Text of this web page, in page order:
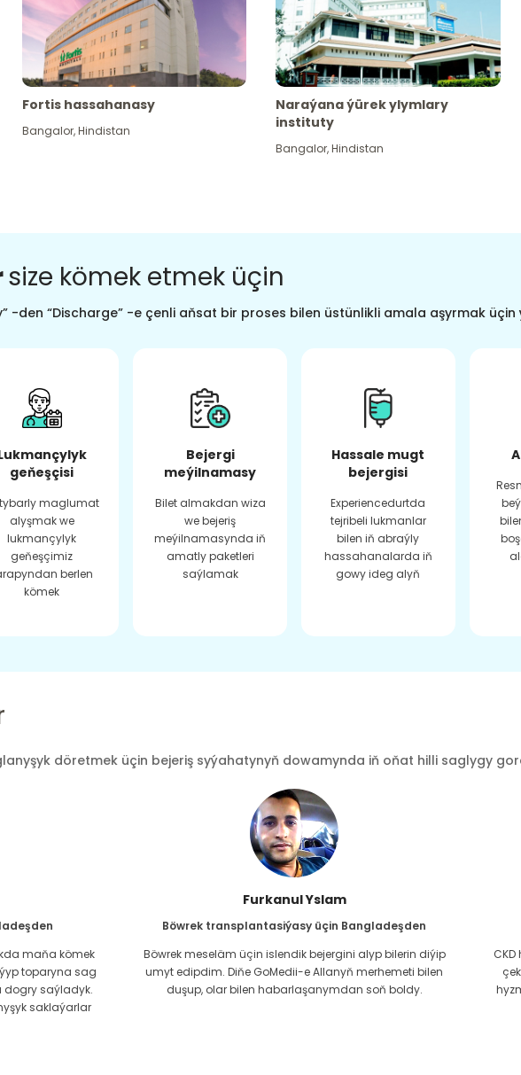
Fortis hassahanasy
Bangalor,Hindistan
Naraýana ýürek ylymlary
instituty
Bangalor,Hindistan
size kömek etmek üçin
-den “Discharge” -e çenli aňsat bir proses bilen üstünlikli amala aşyrmak
geňeşçisi
maglumat
alyşmak we
lukmançylyk
geňeşçimiz
berlen
kömek
Bejergi
meýilnamasy
Bilet almakdan wiza
we bejeriş
meýilnamasynda iň
amatly paketleri
saýlamak
Hassale mugt
bejergisi
Experiencedurtda
tejribeli lukmanlar
bilen iň abraýly
hassahanalarda iň
gowy ideg alyň
döretmek üçin bejeriş syýahatynyň dowamynda iň oňat hilli saglygy
maňa kömek
toparyna sag
dogry saýladyk.
saklaýarlar
Furkanul Yslam
Böwrek transplantasiýasy üçin Bangladeşden
Böwrek meseläm üçin islendik bejergini alyp bilerin diýip
umyt edipdim. Diňe GoMedii-e Allanyň merhemeti bilen
duşup, olar bilen habarlaşanymdan soň boldy.